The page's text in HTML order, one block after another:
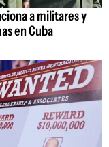
a militares y
en Cuba